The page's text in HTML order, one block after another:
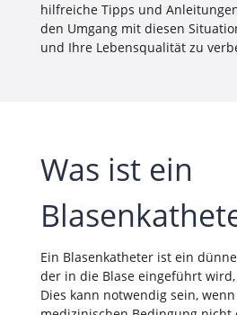
hilfreiche Tipps und
den Umgang mit diesen
und Ihre Lebensqualität zu
Was ist ein
Ein Blasenkatheter ist ein
der in die Blase eingeführt
Dies kann notwendig sein,